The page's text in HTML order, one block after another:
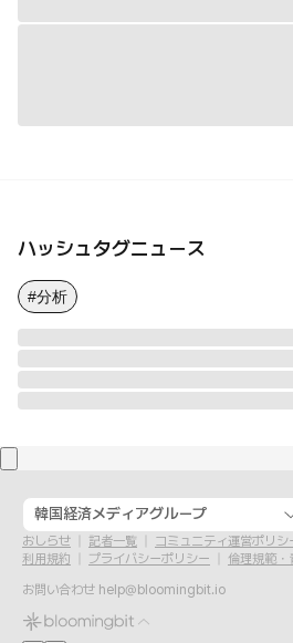
ハッシュタグニュース
#分析
韓国経済メディアグループ
おしらせ 記者一覧
コミュニティ運営ポリシ
利用規約
プライバシーポリシー
倫理規範・
お問い合わせ help@bloomingbit.io